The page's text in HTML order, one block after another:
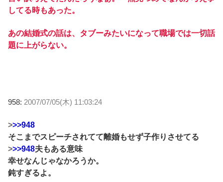
してる時もあった。
あの結婚式の話は、タブーみたいになって職場では一切話
題に上がらない。
958: 2007/07/05(木) 11:03:24
>>>948
そこまでスピーチされてて離婚もせず子作りさせてる
>>>948夫もある意味
幸せなんじゃなかろうか。
鈍すぎるよ。